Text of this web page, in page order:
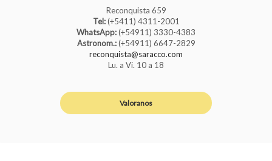
Reconquista 659
Tel:(+5411) 4311-2001
WhatsApp:(+54911) 3330-4383
Astronom.:(+54911) 6647-2829
reconquista@saracco.com
Lu. a Vi. 10 a 18
Valoranos